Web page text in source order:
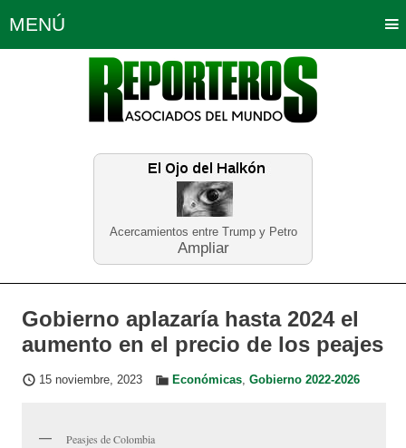
Acercamientos entre Trump y Petro
Ampliar
MENÚ
Política Opinión Bogotá
Planeta Tierra Deportes
Educación Neira
Gobierno aplazaría hasta 2024 el
aumento en el precio de los peajes
15 noviembre, 2023 Económicas, Gobierno 2022-2026
Peasjes de Colombia